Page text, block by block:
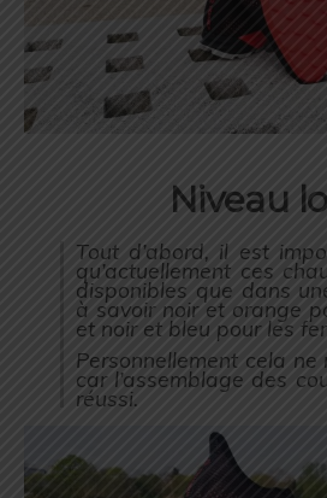
Niveau
Tout d’abord, il est
qu’actuellement ces
disponibles que dans
à savoir noir et orange
et noir et bleu pour les
Personnellement cela
car l’assemblage des
réussi.